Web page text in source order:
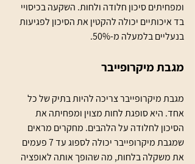
ומפחיתים סיכון חלודה ולחות. השקעה בכיסויי
בד איכותיים יכולה להקטין את הסיכון לפגיעות
בנעליים בלמעלה מ-50%.
מגבת מיקרופייבר
מגבת מיקרופייבר צריכה להיות בתיק של כל
אחד. היא סופגת לחות מצוין ומפחיתה את
הסיכון לחלודה על הלהבים. מחקרים מראים
שמגבת מיקרופייבר יכולה לספוג עד 7 פעמים
את משקלה בלחות, מה שהופך אותה לאופציה